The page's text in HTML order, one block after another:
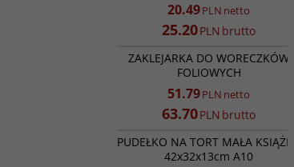
20.49PLN netto
25.20PLN brutto
PROMOCJA
ZAKLEJARKA DO WORECZKÓW
FOLIOWYCH
51.79PLN netto
63.70PLN brutto
PROMOCJA
PUDEŁKO NA TORT MAŁA KSIĄŻKA
42x32x13cm A10